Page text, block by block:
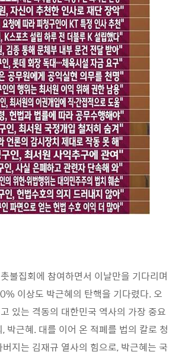
불집회에 참여하면서 이날만을 기다리며
이상도 박근혜의 탄핵을 기다렸다. 오
있는 격동의 대한민국 역사의 가장 중요
박근혜. 대를 이어 온 적폐를 법의 칼로 청
지는 김재규 열사의 힘으로, 박근혜는 국